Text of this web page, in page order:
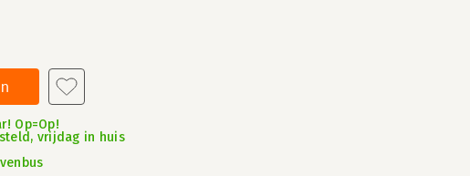
Op=Op!
vrijdag in huis